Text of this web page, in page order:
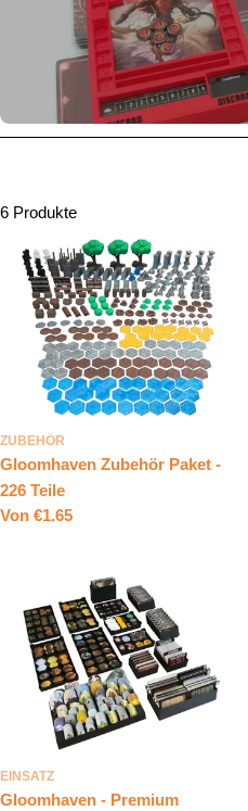
6 Produkte
ZUBEHÖR
Gloomhaven Zubehör Paket -
226 Teile
Regulärer
Von €1.65
EINSATZ
Gloomhaven - Premium